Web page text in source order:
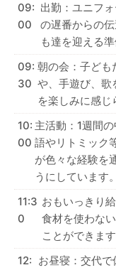
09:
00
出勤：ユニフ
の遅番からの
も達を迎える準
09:
30
朝の会：子ども
や、手遊び、歌
を楽しみに感じ
10:
00
主活動：1週間
語やリトミック
が色々な経験を
うにしています。
11:3
0
おもいっきり
食材を使わな
ことができます
12: お昼寝：交代で